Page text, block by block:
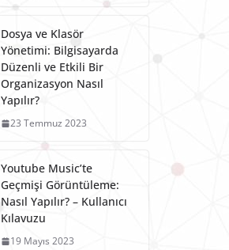
Dosya ve Klasör
Yönetimi: Bilgisayarda
Düzenli ve Etkili Bir
Organizasyon Nasıl
Yapılır?
23 Temmuz 2023
Youtube Music’te
Geçmişi Görüntüleme:
Nasıl Yapılır? – Kullanıcı
Kılavuzu
19 Mayıs 2023